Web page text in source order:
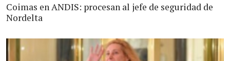
Coimas en ANDIS: procesan al jefe de seguridad de
Nordelta